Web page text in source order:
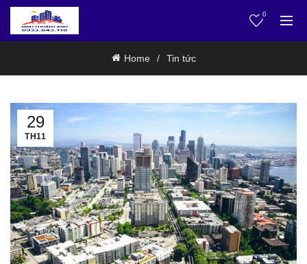
0
Home Tin tức
29
TH11